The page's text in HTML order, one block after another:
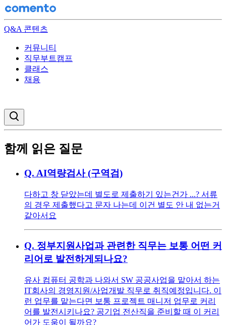
Q&A 콘텐츠
커뮤니티
직무부트캠프
클래스
채용
함께 읽은 질문
Q. AI역량검사 (구역검)
다하고 창 닫았는데 별도로 제출하기 있는건가 ...? 서류
의 경우 제출했다고 문자 나는데 이건 별도 안 내 없는거
같아서요
Q. 정부지원사업과 관련한 직무는 보통 어떤 커
리어로 발전하게되나요?
유사 컴퓨터 공학과 나와서 SW 공공사업을 맡아서 하는
IT회사의 경영지원/사업개발 직무로 취직예정입니다. 이
런 업무를 맡는다면 보통 프로젝트 매니저 업무로 커리
어를 발전시키나요? 공기업 전산직을 준비할 때 이 커리
어가 도움이 될까요?